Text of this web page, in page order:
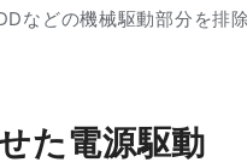
などの機械駆動部分を排
た電源駆動